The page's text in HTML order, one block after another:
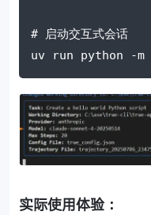
# 启动交互式会话
uv run python
-m
实际使用体验：